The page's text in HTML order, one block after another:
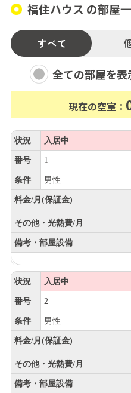
福住ハウス の部屋
すべて
全ての部屋を表
現在の空室：
状況 入居中
番号 1
条件 男性
料金/月(保証金)
その他・光熱費/月
備考・部屋設備
状況 入居中
番号 2
条件 男性
料金/月(保証金)
その他・光熱費/月
備考・部屋設備